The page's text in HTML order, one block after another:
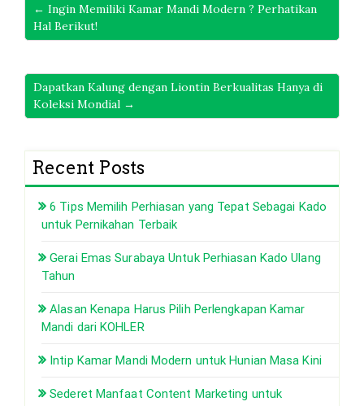
← Ingin Memiliki Kamar Mandi Modern ? Perhatikan
Hal Berikut!
Dapatkan Kalung dengan Liontin Berkualitas Hanya di
Koleksi Mondial →
Recent Posts
6 Tips Memilih Perhiasan yang Tepat Sebagai Kado
untuk Pernikahan Terbaik
Gerai Emas Surabaya Untuk Perhiasan Kado Ulang
Tahun
Alasan Kenapa Harus Pilih Perlengkapan Kamar
Mandi dari KOHLER
Intip Kamar Mandi Modern untuk Hunian Masa Kini
Sederet Manfaat Content Marketing untuk